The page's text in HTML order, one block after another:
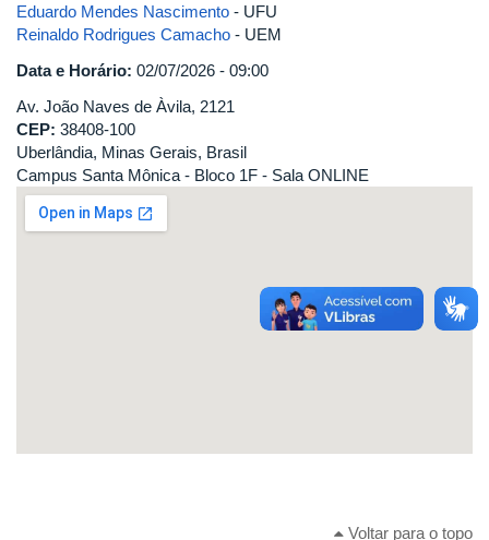
Eduardo Mendes Nascimento - UFU
Reinaldo Rodrigues Camacho - UEM
Data e Horário: 02/07/2026 - 09:00
Av. João Naves de Àvila, 2121
CEP: 38408-100
Uberlândia, Minas Gerais, Brasil
Campus Santa Mônica - Bloco 1F - Sala ONLINE
Voltar para o topo